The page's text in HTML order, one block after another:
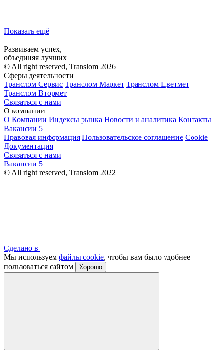
Показать ещё
Развиваем успех,
объединяя лучших
© All right reserved, Translom 2026
Сферы деятельности
Транслом Сервис Транслом Маркет Транслом Цветмет
Транслом Втормет
Связаться с нами
О компании
О Компании Индексы рынка Новости и аналитика Контакты
Вакансии 5
Правовая информация Пользовательское соглашение Cookie
Документация
Связаться с нами
Вакансии 5
© All right reserved, Translom 2022
Сделано в
Мы используем файлы cookie, чтобы вам было удобнее
пользоваться сайтом
Хорошо